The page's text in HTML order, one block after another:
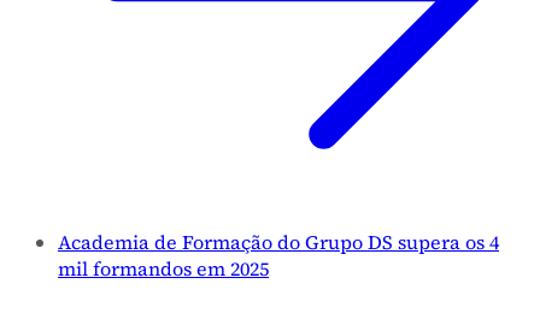
Academia de Formação do Grupo DS supera os 4
mil formandos em 2025